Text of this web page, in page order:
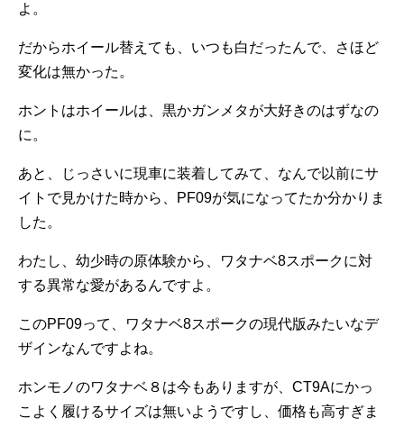
よ。
だからホイール替えても、いつも白だったんで、さほど
変化は無かった。
ホントはホイールは、黒かガンメタが大好きのはずなの
に。
あと、じっさいに現車に装着してみて、なんで以前にサ
イトで見かけた時から、PF09が気になってたか分かりま
した。
わたし、幼少時の原体験から、ワタナベ8スポークに対
する異常な愛があるんですよ。
このPF09って、ワタナベ8スポークの現代版みたいなデ
ザインなんですよね。
ホンモノのワタナベ８は今もありますが、CT9Aにかっ
こよく履けるサイズは無いようですし、価格も高すぎま